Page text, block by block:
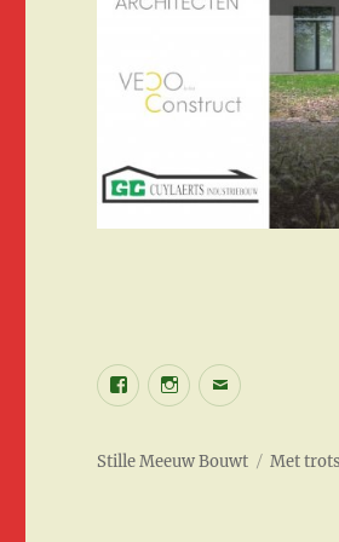
FacebookInstagram
E-
Stille Meeuw Bouwt Met